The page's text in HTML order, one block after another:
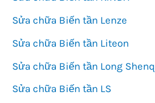
Sửa chữa Biến tần Lenze
Sửa chữa Biến tần Liteon
Sửa chữa Biến tần Long Shenq
Sửa chữa Biến tần LS